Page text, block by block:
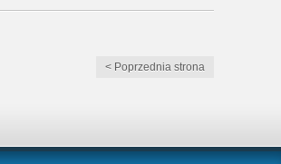
< Poprzednia strona